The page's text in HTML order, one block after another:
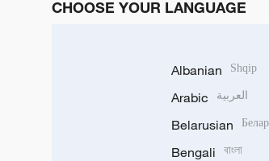
CHOOSE YOUR LANGUAGE
Albanian Shqip
Arabic العربية
Belarusian
Bengali বাংলা